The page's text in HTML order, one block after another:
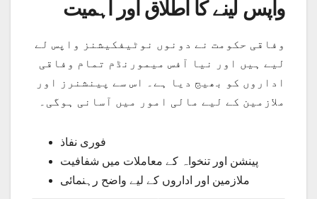
واپس لینے کا اطلاق اور اہمیت
وفاقی حکومت نے دونوں نوٹیفکیشنز واپس لے
لیے ہیں اور نیا آفس میمورنڈم تمام وفاقی
اداروں کو بھیج دیا ہے۔ اس سے پینشنرز اور
ملازمین کے لیے مالی امور میں آسانی ہوگی۔
فوری نفاذ
پینشن اور تنخواہ کے معاملات میں شفافیت
ملازمین اور اداروں کے لیے واضح رہنمائی